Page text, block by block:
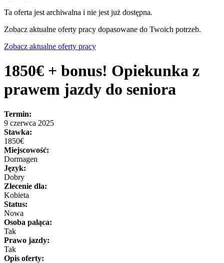
Ta oferta jest archiwalna i nie jest już dostępna.
Zobacz aktualne oferty pracy dopasowane do Twoich potrzeb.
Zobacz aktualne oferty pracy
1850€ + bonus! Opiekunka z
prawem jazdy do seniora
Termin:
9 czerwca 2025
Stawka:
1850€
Miejscowość:
Dormagen
Język:
Dobry
Zlecenie dla:
Kobieta
Status:
Nowa
Osoba paląca:
Tak
Prawo jazdy:
Tak
Opis oferty: